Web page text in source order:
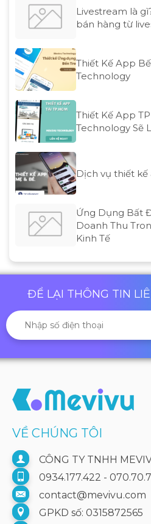
Livestream là
bán hàng từ
Thiết Kế App
Technology
Thiết Kế App
Technology Sẽ
Dịch vụ thiết
Ứng Dụng Bất
Doanh Thu
Kinh Tế
ĐỂ LẠI THÔNG TIN
VỀ CHÚNG TÔI
CÔNG TY TNHH
0934.177.422 -
contact@mevivu.com
GPKD số: 0315872565